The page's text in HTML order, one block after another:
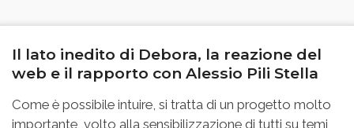
Il lato inedito di Debora, la reazione del
web e il rapporto con Alessio Pili Stella
Come è possibile intuire, si tratta di un progetto molto
importante, volto alla sensibilizzazione di tutti su temi